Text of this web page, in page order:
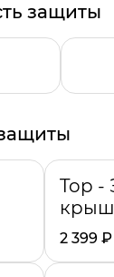
защиты
Top -
2 399 ₽